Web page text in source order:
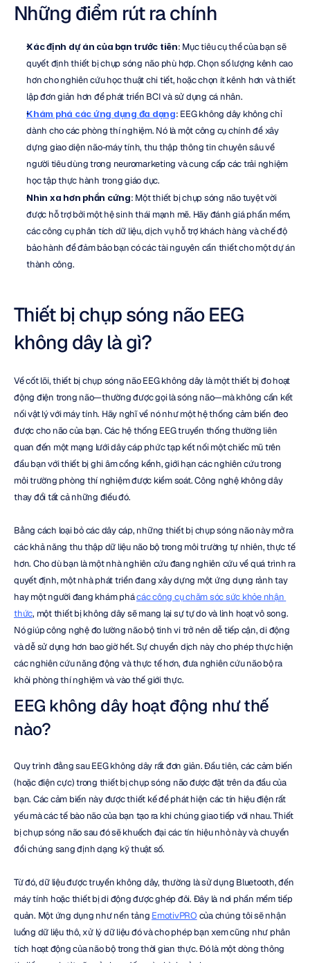
Những điểm rút ra chính
Xác định dự án của bạn trước tiên: Mục tiêu cụ thể của bạn sẽ
quyết định thiết bị chụp sóng não phù hợp. Chọn số lượng kênh cao
hơn cho nghiên cứu học thuật chi tiết, hoặc chọn ít kênh hơn và thiết
lập đơn giản hơn để phát triển BCI và sử dụng cá nhân.
Khám phá các ứng dụng đa dạng: EEG không dây không chỉ
dành cho các phòng thí nghiệm. Nó là một công cụ chính để xây
dựng giao diện não-máy tính, thu thập thông tin chuyên sâu về
người tiêu dùng trong neuromarketing và cung cấp các trải nghiệm
học tập thực hành trong giáo dục.
Nhìn xa hơn phần cứng: Một thiết bị chụp sóng não tuyệt vời
được hỗ trợ bởi một hệ sinh thái mạnh mẽ. Hãy đánh giá phần mềm,
các công cụ phân tích dữ liệu, dịch vụ hỗ trợ khách hàng và chế độ
bảo hành để đảm bảo bạn có các tài nguyên cần thiết cho một dự án
thành công.
Thiết bị chụp sóng não EEG
không dây là gì?
Về cốt lõi, thiết bị chụp sóng não EEG không dây là một thiết bị đo hoạt
động điện trong não—thường được gọi là sóng não—mà không cần kết
nối vật lý với máy tính. Hãy nghĩ về nó như một hệ thống cảm biến đeo
được cho não của bạn. Các hệ thống EEG truyền thống thường liên
quan đến một mạng lưới dây cáp phức tạp kết nối một chiếc mũ trên
đầu bạn với thiết bị ghi âm cồng kềnh, giới hạn các nghiên cứu trong
môi trường phòng thí nghiệm được kiểm soát. Công nghệ không dây
thay đổi tất cả những điều đó.
Bằng cách loại bỏ các dây cáp, những thiết bị chụp sóng não này mở ra
các khả năng thu thập dữ liệu não bộ trong môi trường tự nhiên, thực tế
hơn. Cho dù bạn là một nhà nghiên cứu đang nghiên cứu về quá trình ra
quyết định, một nhà phát triển đang xây dựng một ứng dụng rảnh tay
hay một người đang khám phá các công cụ chăm sóc sức khỏe nhận
thức, một thiết bị không dây sẽ mang lại sự tự do và linh hoạt vô song.
Nó giúp công nghệ đo lường não bộ tinh vi trở nên dễ tiếp cận, di động
và dễ sử dụng hơn bao giờ hết. Sự chuyển dịch này cho phép thực hiện
các nghiên cứu năng động và thực tế hơn, đưa nghiên cứu não bộ ra
khỏi phòng thí nghiệm và vào thế giới thực.
EEG không dây hoạt động như thế
nào?
Quy trình đằng sau EEG không dây rất đơn giản. Đầu tiên, các cảm biến
(hoặc điện cực) trong thiết bị chụp sóng não được đặt trên da đầu của
bạn. Các cảm biến này được thiết kế để phát hiện các tín hiệu điện rất
yếu mà các tế bào não của bạn tạo ra khi chúng giao tiếp với nhau. Thiết
bị chụp sóng não sau đó sẽ khuếch đại các tín hiệu nhỏ này và chuyển
đổi chúng sang định dạng kỹ thuật số.
Từ đó, dữ liệu được truyền không dây, thường là sử dụng Bluetooth, đến
máy tính hoặc thiết bị di động được ghép đôi. Đây là nơi phần mềm tiếp
quản. Một ứng dụng như nền tảng EmotivPRO của chúng tôi sẽ nhận
luồng dữ liệu thô, xử lý dữ liệu đó và cho phép bạn xem cũng như phân
tích hoạt động của não bộ trong thời gian thực. Đó là một dòng thông